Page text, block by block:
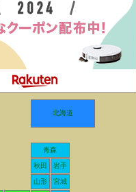
北海道
青森
秋田 岩手
山形 宮城